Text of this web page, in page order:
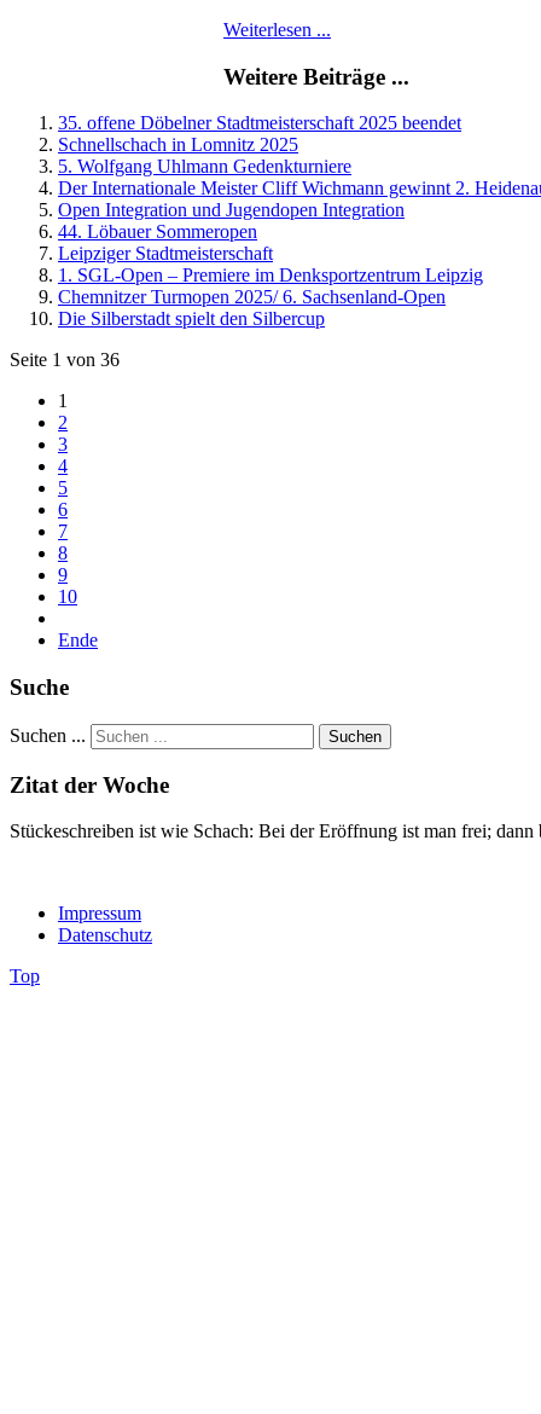
Weiterlesen ...
Weitere Beiträge ...
35. offene Döbelner Stadtmeisterschaft 2025 beendet
Schnellschach in Lomnitz 2025
5. Wolfgang Uhlmann Gedenkturniere
Der Internationale Meister Cliff Wichmann gewinnt 2.
Open Integration und Jugendopen Integration
44. Löbauer Sommeropen
Leipziger Stadtmeisterschaft
1. SGL-Open – Premiere im Denksportzentrum Leipzig
Chemnitzer Turmopen 2025/ 6. Sachsenland-Open
Die Silberstadt spielt den Silbercup
Seite 1 von 36
1
2
3
4
5
6
7
8
9
10
Ende
Suche
Suchen ... Suchen
Zitat der Woche
Stückeschreiben ist wie Schach: Bei der Eröffnung ist man frei;
Impressum
Datenschutz
Top